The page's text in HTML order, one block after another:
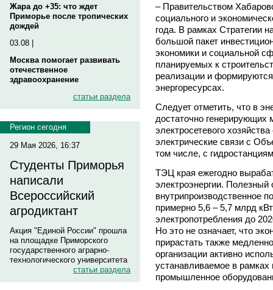
Жара до +35: что ждет
Приморье после тропических
дождей
03.08 |
Москва помогает развивать
отечественное
здравоохранение
статьи раздела
Регион сегодня
29 Мая 2026, 16:37
Студенты Приморья
написали
Всероссийский
агродиктант
Акция "Единой России" прошла
на площадке Приморского
государственного аграрно-
технологического университета
статьи раздела
– Правительством
социального и
года. В рамках Стратегии
большой пакет
экономики и социальной
планируемых к
реализации и
энергоресурсах.
Следует отметить, что в
достаточно генерирующих
электросетевого
электрические связи с
том числе, с
ТЭЦ края ежегодно
электроэнергии.
внутрипроизводственное
примерно 5,6 – 5,7 млрд
электропотребления до
Но это не означает, что
прирастать также
организации активно
устанавливаемое в
промышленное